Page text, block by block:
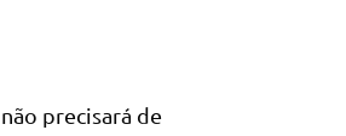
precisará de